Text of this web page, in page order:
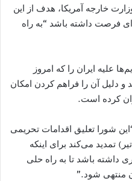
خارجه آمریکا، هدف از این
فرصت داشته باشد “به راه
علیه ایران را که امروز
دلیل آن را فراهم کردن امکان
کرده است.
شورا تعلیق اقدامات تحریمی
تمدید می‌کند برای اینکه
داشته باشد تا به راه حلی
منتهی شود.”